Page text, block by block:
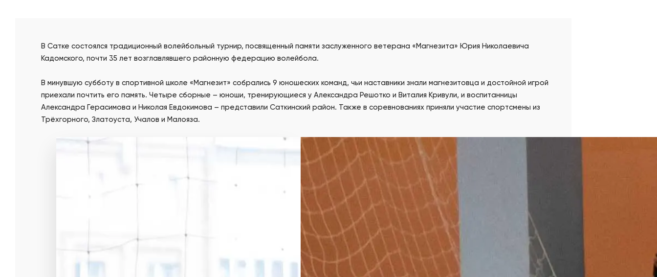
В Сатке состоялся традиционный волейбольный турнир, посвященный памяти заслуженного ветерана «Магнезита» Юрия Николаевича
Кадомского, почти 35 лет возглавлявшего районную федерацию волейбола.
В минувшую субботу в спортивной школе «Магнезит» собрались 9 юношеских команд, чьи наставники знали магнезитовца и достойной игрой
приехали почтить его память. Четыре сборные – юноши, тренирующиеся у Александра Решотко и Виталия Кривули, и воспитанницы
Александра Герасимова и Николая Евдокимова – представили Саткинский район. Также в соревнованиях приняли участие спортсмены из
Трёхгорного, Златоуста, Учалов и Малояза.